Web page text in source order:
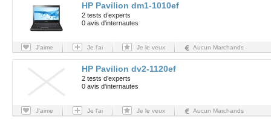
HP Pavilion dm1-1010ef
2 tests d’experts
0 avis d'internautes
J'aime Je l'ai Je le veux Aucun Marchands
HP Pavilion dv2-1120ef
2 tests d’experts
0 avis d'internautes
J'aime Je l'ai Je le veux Aucun Marchands